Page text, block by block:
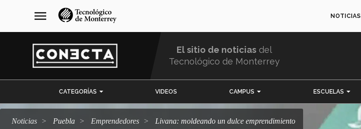
navegación
principal
menu NOTICIAS
El sitio de noticias del
Tecnológico de Monterrey
CATEGORÍAS VIDEOS CAMPUS ESCUELAS
Noticias Puebla emprendedores Livana: moldeando un dulce emprendimiento